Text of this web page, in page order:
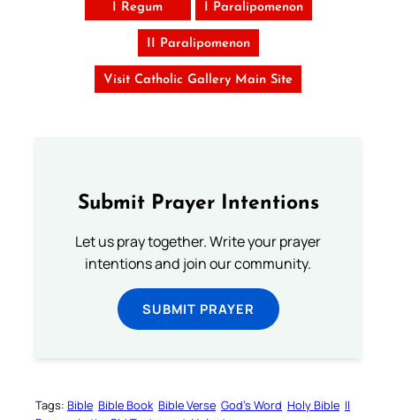
I Regum I Paralipomenon
II Paralipomenon
Visit Catholic Gallery Main Site
Submit Prayer Intentions
Let us pray together. Write your prayer
intentions and join our community.
SUBMIT PRAYER
Tags: Bible Bible Book Bible Verse God’s Word Holy Bible II